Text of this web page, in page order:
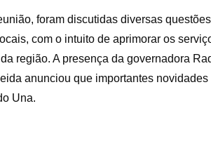
foram discutidas diversas
com o intuito de aprimorar os
região. A presença da governadora
anunciou que importantes
Una.